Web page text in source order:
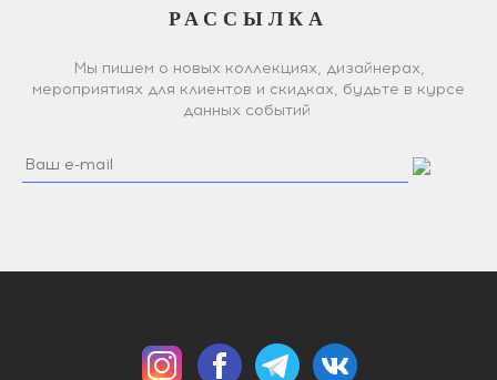
РАССЫЛКА
Мы пишем о новых коллекциях, дизайнерах,
мероприятиях для клиентов и скидках, будьте в курсе
данных событий